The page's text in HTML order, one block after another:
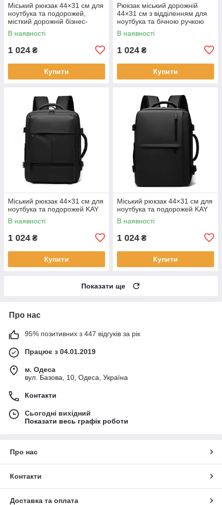
Міський рюкзак 44×31 см для
ноутбука та подорожей,
місткий дорожній бізнес-
рюкзак KAY
В наявності
1 024 ₴
Купити
Рюкзак міський дорожній
44×31 см з відділенням для
ноутбука та бічною ручкою
KAY
В наявності
1 024 ₴
Купити
Міський рюкзак 44×31 см для
ноутбука та подорожей KAY
В наявності
1 024 ₴
Купити
Міський рюкзак 44×31 см для
ноутбука та подорожей KAY
В наявності
1 024 ₴
Купити
Показати ще
Про нас
95% позитивних з 447 відгуків за рік
Працює з 04.01.2019
м. Одеса
вул. Базова, 10, Одеса, Україна
Контакти
Сьогодні вихідний
Показати весь графік роботи
Про нас
Контакти
Доставка та оплата